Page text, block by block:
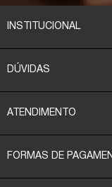
INSTITUCIONAL
DÚVIDAS
ATENDIMENTO
FORMAS DE